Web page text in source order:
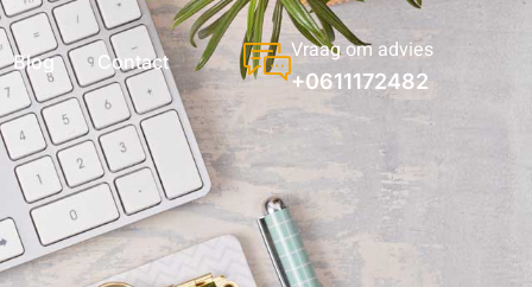
Blog Contact Vraag om advies
+0611172482